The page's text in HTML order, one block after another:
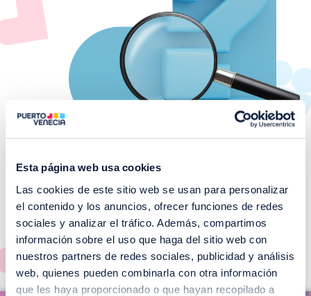
Esta página web usa cookies
Las cookies de este sitio web se usan para personalizar
el contenido y los anuncios, ofrecer funciones de redes
sociales y analizar el tráfico. Además, compartimos
información sobre el uso que haga del sitio web con
nuestros partners de redes sociales, publicidad y análisis
web, quienes pueden combinarla con otra información
que les haya proporcionado o que hayan recopilado a
¡No te pierdas nuestros
EVENTOS!
Ver todos >